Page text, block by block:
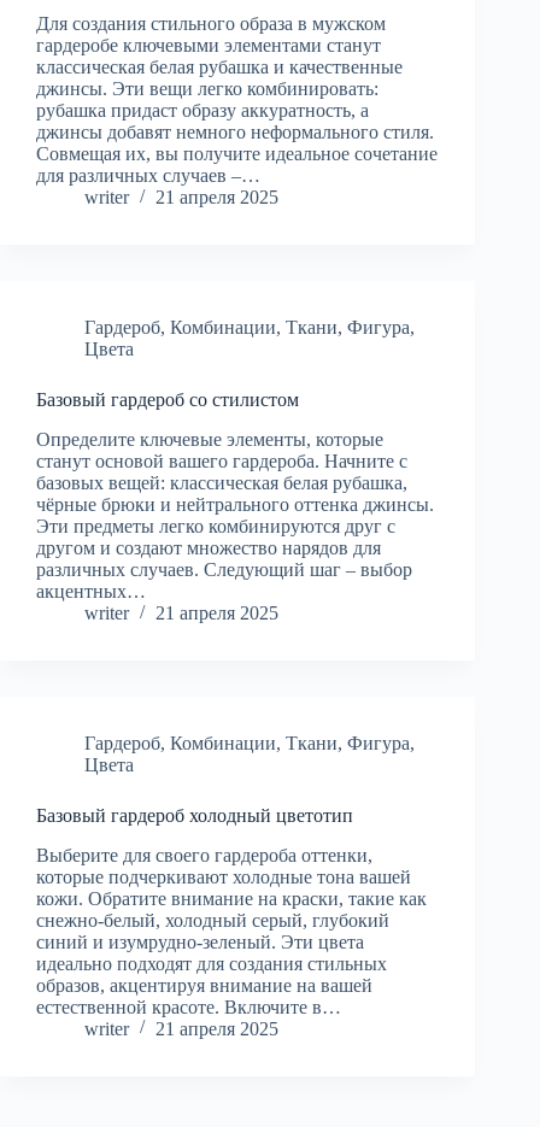
Для создания стильного образа в мужском
гардеробе ключевыми элементами станут
классическая белая рубашка и качественные
джинсы. Эти вещи легко комбинировать:
рубашка придаст образу аккуратность, а
джинсы добавят немного неформального стиля.
Совмещая их, вы получите идеальное сочетание
для различных случаев –…
writer
21 апреля 2025
Гардероб, Комбинации, Ткани, Фигура,
Цвета
Базовый гардероб со стилистом
Определите ключевые элементы, которые
станут основой вашего гардероба. Начните с
базовых вещей: классическая белая рубашка,
чёрные брюки и нейтрального оттенка джинсы.
Эти предметы легко комбинируются друг с
другом и создают множество нарядов для
различных случаев. Следующий шаг – выбор
акцентных…
writer
21 апреля 2025
Гардероб, Комбинации, Ткани, Фигура,
Цвета
Базовый гардероб холодный цветотип
Выберите для своего гардероба оттенки,
которые подчеркивают холодные тона вашей
кожи. Обратите внимание на краски, такие как
снежно-белый, холодный серый, глубокий
синий и изумрудно-зеленый. Эти цвета
идеально подходят для создания стильных
образов, акцентируя внимание на вашей
естественной красоте. Включите в…
writer
21 апреля 2025